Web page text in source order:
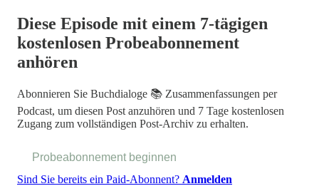
Diese Episode mit einem 7-tägigen
kostenlosen Probeabonnement
anhören
Abonnieren Sie Buchdialoge 📚 Zusammenfassungen per
Podcast, um diesen Post anzuhören und 7 Tage kostenlosen
Zugang zum vollständigen Post-Archiv zu erhalten.
Probeabonnement beginnen
Sind Sie bereits ein Paid-Abonnent? Anmelden